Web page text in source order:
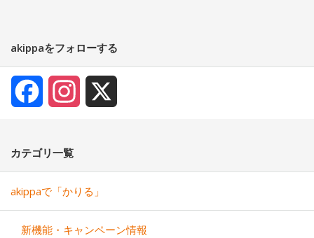
akippaをフォローする
FacebookInstagram
カテゴリ一覧
akippaで「かりる」
新機能・キャンペーン情報